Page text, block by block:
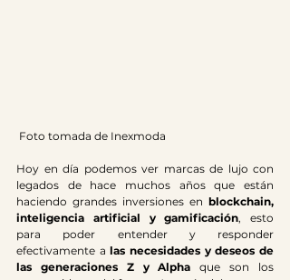
Foto tomada de Inexmoda
Hoy en día podemos ver marcas de lujo con
legados de hace muchos años que están
haciendo grandes inversiones en blockchain,
inteligencia artificial y gamificación, esto
para poder entender y responder
efectivamente a las necesidades y deseos de
las generaciones Z y Alpha que son los